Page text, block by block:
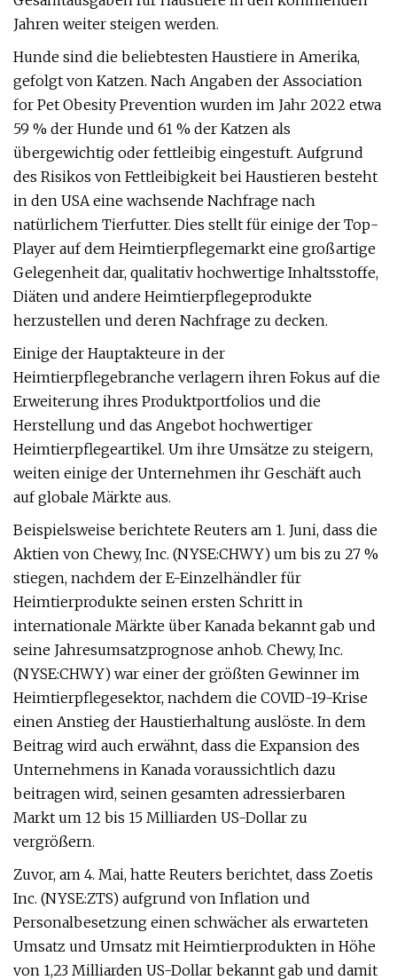
Jahren weiter steigen werden.
Hunde sind die beliebtesten Haustiere in Amerika,
gefolgt von Katzen. Nach Angaben der Association
for Pet Obesity Prevention wurden im Jahr 2022 etwa
59 % der Hunde und 61 % der Katzen als
übergewichtig oder fettleibig eingestuft. Aufgrund
des Risikos von Fettleibigkeit bei Haustieren besteht
in den USA eine wachsende Nachfrage nach
natürlichem Tierfutter. Dies stellt für einige der Top-
Player auf dem Heimtierpflegemarkt eine großartige
Gelegenheit dar, qualitativ hochwertige Inhaltsstoffe,
Diäten und andere Heimtierpflegeprodukte
herzustellen und deren Nachfrage zu decken.
Einige der Hauptakteure in der
Heimtierpflegebranche verlagern ihren Fokus auf die
Erweiterung ihres Produktportfolios und die
Herstellung und das Angebot hochwertiger
Heimtierpflegeartikel. Um ihre Umsätze zu steigern,
weiten einige der Unternehmen ihr Geschäft auch
auf globale Märkte aus.
Beispielsweise berichtete Reuters am 1. Juni, dass die
Aktien von Chewy, Inc. (NYSE:CHWY) um bis zu 27 %
stiegen, nachdem der E-Einzelhändler für
Heimtierprodukte seinen ersten Schritt in
internationale Märkte über Kanada bekannt gab und
seine Jahresumsatzprognose anhob. Chewy, Inc.
(NYSE:CHWY) war einer der größten Gewinner im
Heimtierpflegesektor, nachdem die COVID-19-Krise
einen Anstieg der Haustierhaltung auslöste. In dem
Beitrag wird auch erwähnt, dass die Expansion des
Unternehmens in Kanada voraussichtlich dazu
beitragen wird, seinen gesamten adressierbaren
Markt um 12 bis 15 Milliarden US-Dollar zu
vergrößern.
Zuvor, am 4. Mai, hatte Reuters berichtet, dass Zoetis
Inc. (NYSE:ZTS) aufgrund von Inflation und
Personalbesetzung einen schwächer als erwarteten
Umsatz und Umsatz mit Heimtierprodukten in Höhe
von 1,23 Milliarden US-Dollar bekannt gab und damit